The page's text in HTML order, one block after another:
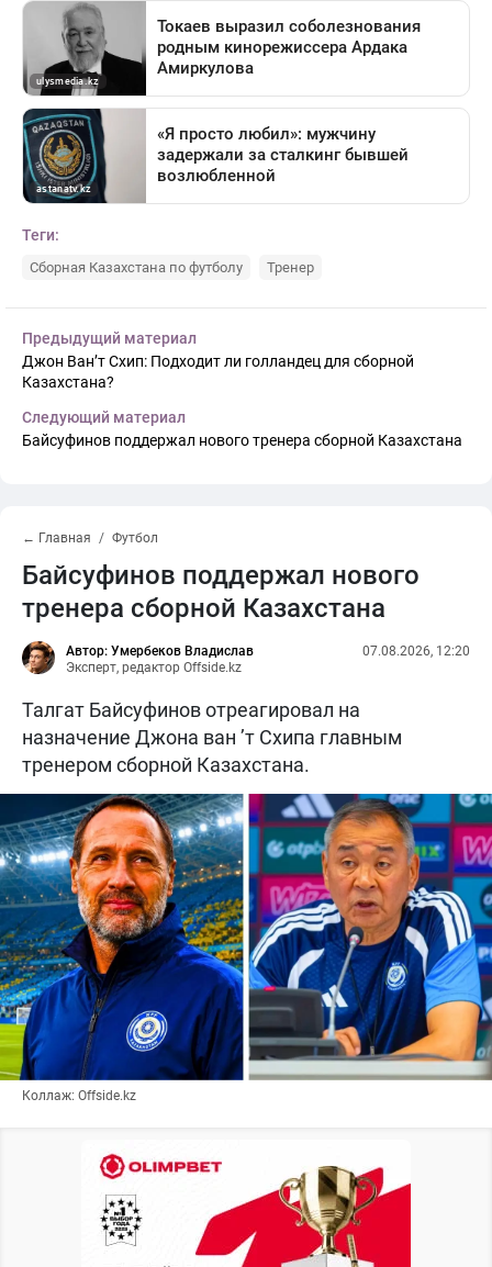
Теги:
Сборная Казахстана по футболу Тренер
Предыдущий материал
Джон Ван’т Схип: Подходит ли голландец для сборной
Казахстана?
Следующий материал
Байсуфинов поддержал нового тренера сборной Казахстана
← Главная Футбол
Байсуфинов поддержал нового
тренера сборной Казахстана
Автор: Умербеков Владислав
Эксперт, редактор Offside.kz
07.08.2026, 12:20
Талгат Байсуфинов отреагировал на
назначение Джона ван ’т Схипа главным
тренером сборной Казахстана.
Коллаж: Offside.kz